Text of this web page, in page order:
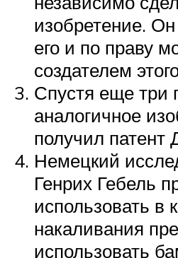
изобретение.
его и по праву
создателем
Спустя еще три
аналогичное
получил патент
Немецкий
Генрих Гебель
использовать в
накаливания
использовать